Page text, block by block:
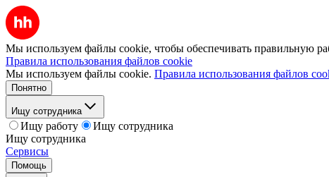
Мы используем файлы cookie, чтобы обеспечивать правильную
Правила использования файлов cookie
Мы используем файлы cookie. Правила использования файлов
Понятно
Ищу сотрудника
Ищу работу
Ищу сотрудника
Ищу сотрудника
Сервисы
Помощь